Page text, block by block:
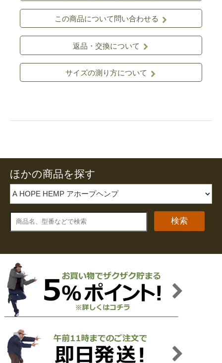
この商品について問い合わせる
返品・交換について
サイズの測り方について
ほかの商品を探す
検索